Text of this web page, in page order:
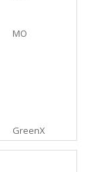
MO
GreenX